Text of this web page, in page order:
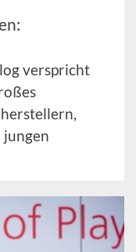
verspricht